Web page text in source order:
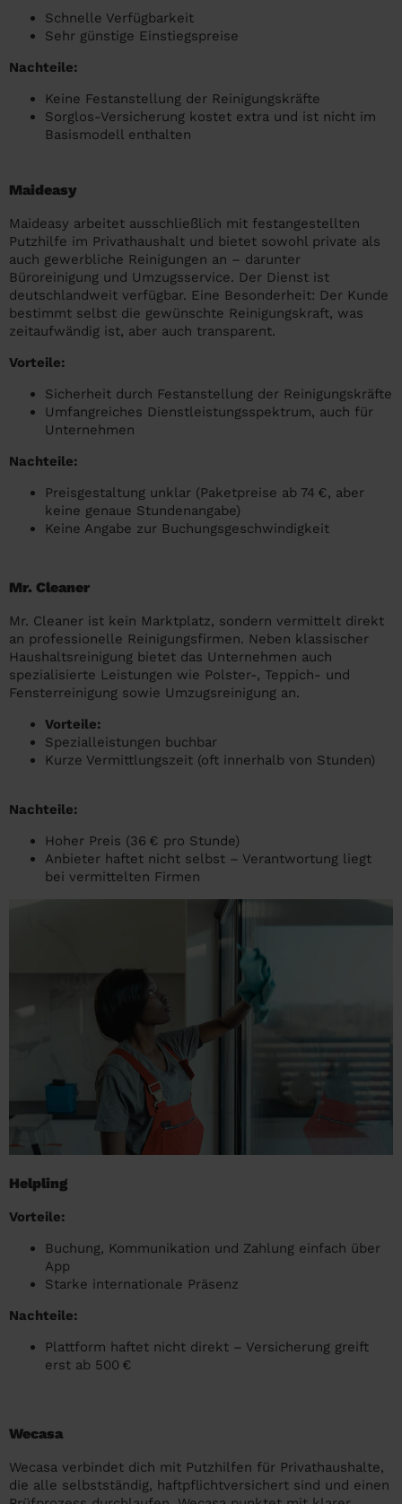
Schnelle Verfügbarkeit
Sehr günstige Einstiegspreise
Nachteile:
Keine Festanstellung der Reinigungskräfte
Sorglos-Versicherung kostet extra und ist nicht im
Basismodell enthalten
Maideasy
Maideasy arbeitet ausschließlich mit festangestellten
Putzhilfe im Privathaushalt und bietet sowohl private als
auch gewerbliche Reinigungen an – darunter
Büroreinigung und Umzugsservice. Der Dienst ist
deutschlandweit verfügbar. Eine Besonderheit: Der Kunde
bestimmt selbst die gewünschte Reinigungskraft, was
zeitaufwändig ist, aber auch transparent.
Vorteile:
Sicherheit durch Festanstellung der Reinigungskräfte
Umfangreiches Dienstleistungsspektrum, auch für
Unternehmen
Nachteile:
Preisgestaltung unklar (Paketpreise ab 74 €, aber
keine genaue Stundenangabe)
Keine Angabe zur Buchungsgeschwindigkeit
Mr. Cleaner
Mr. Cleaner ist kein Marktplatz, sondern vermittelt direkt
an professionelle Reinigungsfirmen. Neben klassischer
Haushaltsreinigung bietet das Unternehmen auch
spezialisierte Leistungen wie Polster-, Teppich- und
Fensterreinigung sowie Umzugsreinigung an.
Vorteile:
Spezialleistungen buchbar
Kurze Vermittlungszeit (oft innerhalb von Stunden)
Nachteile:
Hoher Preis (36 € pro Stunde)
Anbieter haftet nicht selbst – Verantwortung liegt
bei vermittelten Firmen
Helpling
Vorteile:
Buchung, Kommunikation und Zahlung einfach über
App
Starke internationale Präsenz
Nachteile:
Plattform haftet nicht direkt – Versicherung greift
erst ab 500 €
Wecasa
Wecasa verbindet dich mit Putzhilfen für Privathaushalte,
die alle selbstständig, haftpflichtversichert sind und einen